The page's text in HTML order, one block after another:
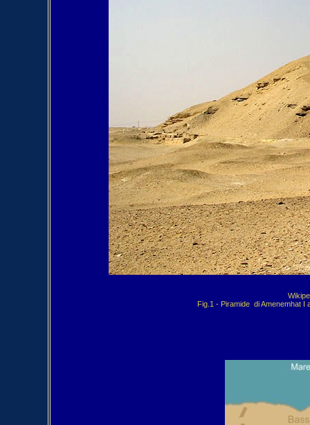
Fig.1 - Piramide  di Amenemhat